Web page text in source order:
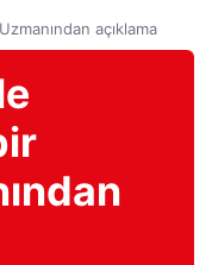
açıklama